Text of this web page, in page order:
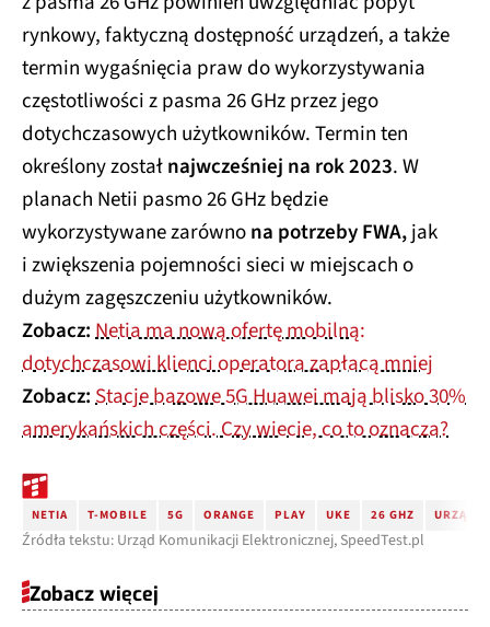
rynkowy, faktyczną dostępność urządzeń, a także
termin wygaśnięcia praw do wykorzystywania
częstotliwości z pasma 26 GHz przez jego
dotychczasowych użytkowników. Termin ten
określony zostałnajwcześniej na rok 2023. W
planach Netii pasmo 26 GHz będzie
wykorzystywane zarównona potrzeby FWA,jak
i zwiększenia pojemności sieci w miejscach o
dużym zagęszczeniu użytkowników.
Zobacz:Netia ma nową ofertę mobilną:
dotychczasowi klienci operatora zapłacą mniej
Zobacz:Stacje bazowe 5G Huawei mają blisko 30%
amerykańskich części. Czy wiecie, co to oznacza?
NETIA T-MOBILE 5G ORANGE PLAY UKE 26 GHZ URZĄD
Źródła tekstu: Urząd Komunikacji Elektronicznej, SpeedTest.pl
Zobacz więcej